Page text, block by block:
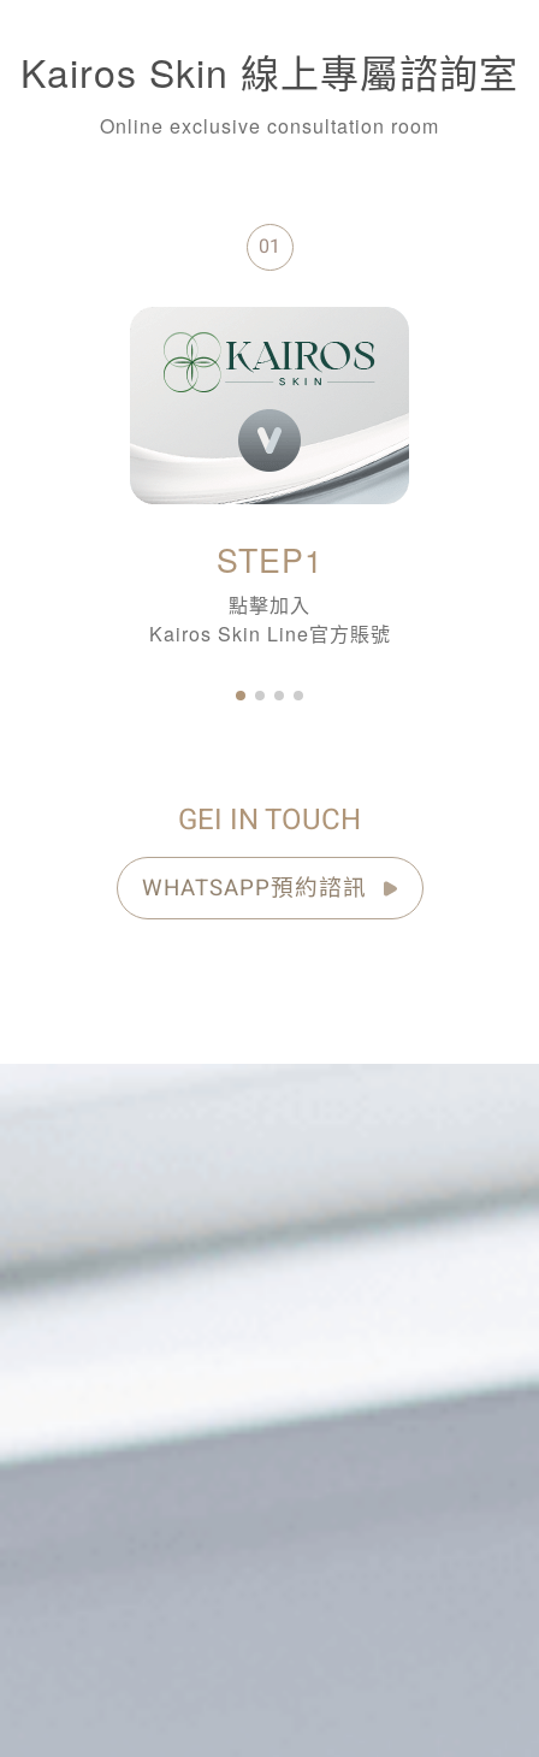
Kairos Skin 線上專屬諮詢室
Online exclusive consultation room
02
STEP2
線上初步諮詢
預約療程時間
GEI IN TOUCH
WHATSAPP預約諮訊